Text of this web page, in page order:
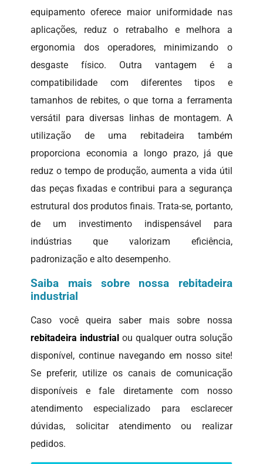
equipamento oferece maior uniformidade nas
aplicações, reduz o retrabalho e melhora a
ergonomia dos operadores, minimizando o
desgaste físico. Outra vantagem é a
compatibilidade com diferentes tipos e
tamanhos de rebites, o que torna a ferramenta
versátil para diversas linhas de montagem. A
utilização de uma rebitadeira também
proporciona economia a longo prazo, já que
reduz o tempo de produção, aumenta a vida útil
das peças fixadas e contribui para a segurança
estrutural dos produtos finais. Trata-se, portanto,
de um investimento indispensável para
indústrias que valorizam eficiência,
padronização e alto desempenho.
Saiba mais sobre nossa rebitadeira
industrial
Caso você queira saber mais sobre nossa
rebitadeira industrialou qualquer outra solução
disponível, continue navegando em nosso site!
Se preferir, utilize os canais de comunicação
disponíveis e fale diretamente com nosso
atendimento especializado para esclarecer
dúvidas, solicitar atendimento ou realizar
pedidos.